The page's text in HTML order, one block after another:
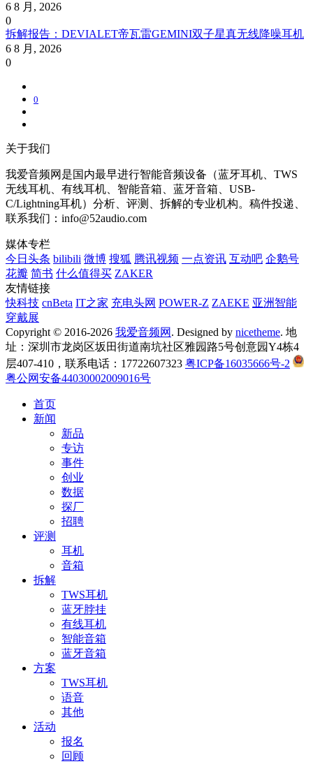
6 8 月, 2026
0
拆解报告：DEVIALET帝瓦雷GEMINI双子星真无线降噪耳机
6 8 月, 2026
0
0
关于我们
我爱音频网是国内最早进行智能音频设备（蓝牙耳机、TWS
无线耳机、有线耳机、智能音箱、蓝牙音箱、USB-
C/Lightning耳机）分析、评测、拆解的专业机构。稿件投递、
联系我们：info@52audio.com
媒体专栏
今日头条 bilibili 微博 搜狐 腾讯视频 一点资讯 互动吧 企鹅号
花瓣 简书 什么值得买 ZAKER
友情链接
快科技 cnBeta IT之家 充电头网 POWER-Z ZAEKE 亚洲智能
穿戴展
Copyright © 2016-2026 我爱音频网 . Designed by nicetheme. 地
址：深圳市龙岗区坂田街道南坑社区雅园路5号创意园Y4栋4
层407-410，联系电话：17722607323 粤ICP备16035666号-2
粤公网安备44030002009016号
首页
新闻
新品
专访
事件
创业
数据
探厂
招聘
评测
耳机
音箱
拆解
TWS耳机
蓝牙脖挂
有线耳机
智能音箱
蓝牙音箱
方案
TWS耳机
语音
其他
活动
报名
回顾